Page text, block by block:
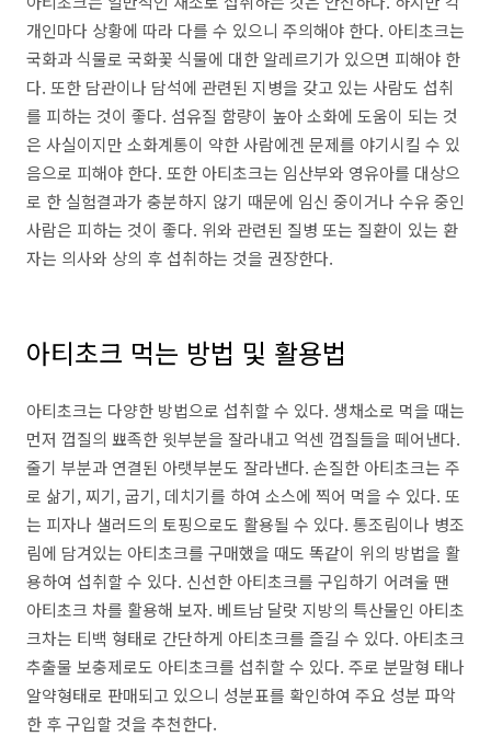
개인마다 상황에 따라 다를 수 있으니 주의해야 한다. 아티초크는
국화과 식물로 국화꽃 식물에 대한 알레르기가 있으면 피해야 한
다. 또한 담관이나 담석에 관련된 지병을 갖고 있는 사람도 섭취
를 피하는 것이 좋다. 섬유질 함량이 높아 소화에 도움이 되는 것
은 사실이지만 소화계통이 약한 사람에겐 문제를 야기시킬 수 있
음으로 피해야 한다. 또한 아티초크는 임산부와 영유아를 대상으
로 한 실험결과가 충분하지 않기 때문에 임신 중이거나 수유 중인
사람은 피하는 것이 좋다. 위와 관련된 질병 또는 질환이 있는 환
자는 의사와 상의 후 섭취하는 것을 권장한다.
아티초크 먹는 방법 및 활용법
아티초크는 다양한 방법으로 섭취할 수 있다. 생채소로 먹을 때는
먼저 껍질의 뾰족한 윗부분을 잘라내고 억센 껍질들을 떼어낸다.
줄기 부분과 연결된 아랫부분도 잘라낸다. 손질한 아티초크는 주
로 삶기, 찌기, 굽기, 데치기를 하여 소스에 찍어 먹을 수 있다. 또
는 피자나 샐러드의 토핑으로도 활용될 수 있다. 통조림이나 병조
림에 담겨있는 아티초크를 구매했을 때도 똑같이 위의 방법을 활
용하여 섭취할 수 있다. 신선한 아티초크를 구입하기 어려울 땐
아티초크 차를 활용해 보자. 베트남 달랏 지방의 특산물인 아티초
크차는 티백 형태로 간단하게 아티초크를 즐길 수 있다. 아티초크
추출물 보충제로도 아티초크를 섭취할 수 있다. 주로 분말형 태나
알약형태로 판매되고 있으니 성분표를 확인하여 주요 성분 파악
한 후 구입할 것을 추천한다.